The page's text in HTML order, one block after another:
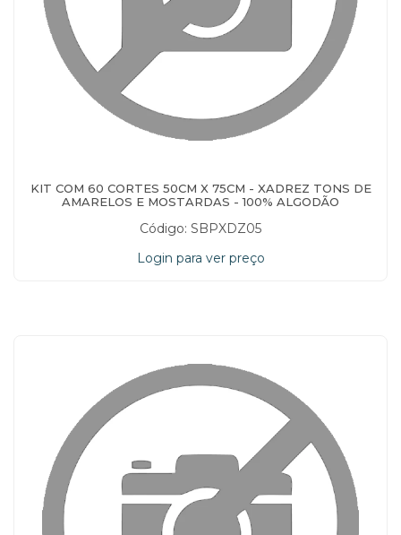
KIT COM 60 CORTES 50CM X 75CM - XADREZ TONS DE
AMARELOS E MOSTARDAS - 100% ALGODÃO
Código: SBPXDZ05
Login para ver preço